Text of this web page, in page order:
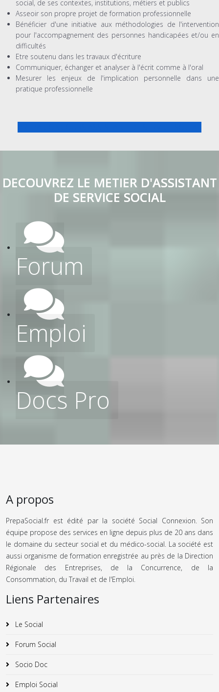
social, de ses contextes, institutions, métiers et publics
Asseoir son propre projet de formation professionnelle
Bénéficier d'une initiative aux méthodologies de l'intervention
pour l'accompagnement des personnes handicapées et/ou en
difficultés
Etre soutenu dans les travaux d'écriture
Communiquer, échanger et analyser à l'écrit comme à l'oral
Mesurer les enjeux de l'implication personnelle dans une
pratique professionnelle
DECOUVREZ LE METIER D'ASSISTANT
DE SERVICE SOCIAL
Forum
Emploi
Docs Pro
A propos
PrepaSocial.fr est édité par la société Social Connexion. Son
équipe propose des services en ligne depuis plus de 20 ans dans
le domaine du secteur social et du médico-social. La société est
aussi organisme de formation enregistrée au près de la Direction
Régionale des Entreprises, de la Concurrence, de la
Consommation, du Travail et de l'Emploi.
Liens Partenaires
Le Social
Forum Social
Socio Doc
Emploi Social